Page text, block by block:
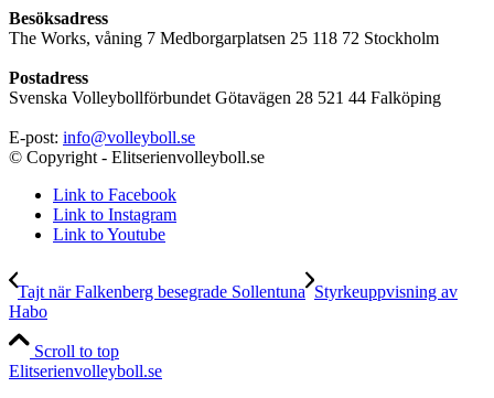
Besöksadress
The Works, våning 7 Medborgarplatsen 25 118 72 Stockholm
Postadress
Svenska Volleybollförbundet Götavägen 28 521 44 Falköping
E-post: info@volleyboll.se
© Copyright - Elitserienvolleyboll.se
Link to Facebook
Link to Instagram
Link to Youtube
Tajt när Falkenberg besegrade Sollentuna Styrkeuppvisning av
Habo
Scroll to top
Elitserienvolleyboll.se